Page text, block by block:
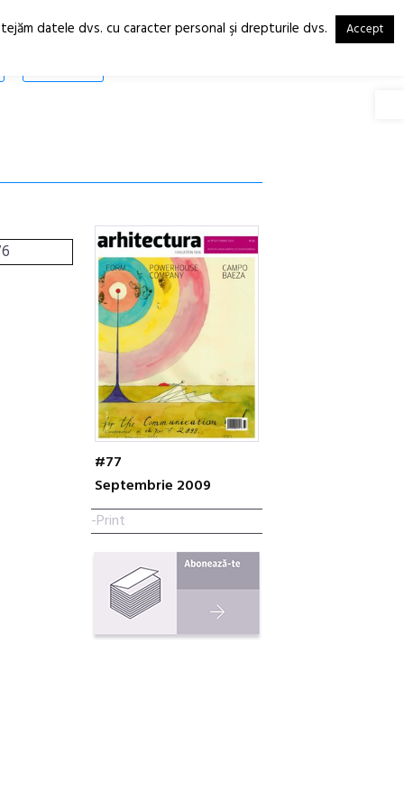
RO
EN
#77
Septembrie 2009
-Print
datele dvs. cu caracter personal şi drepturile dvs. Accept